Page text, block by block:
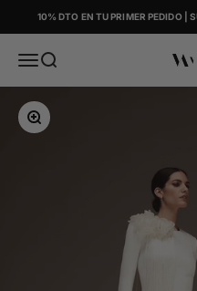
10% DTO EN TU PRIMER PEDIDO |
MenuSearch
Zoom